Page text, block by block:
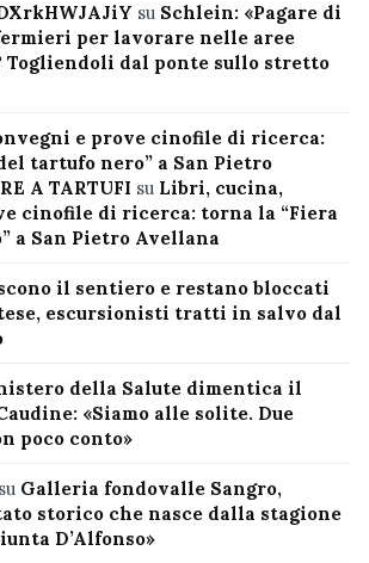
su Schlein: «Pagare di
per lavorare nelle aree
Togliendoli dal ponte sullo stretto
e prove cinofile di ricerca:
tartufo nero” a San Pietro
A TARTUFI su Libri, cucina,
cinofile di ricerca: torna la “Fiera
a San Pietro Avellana
il sentiero e restano bloccati
escursionisti tratti in salvo dal
della Salute dimentica il
«Siamo alle solite. Due
poco conto»
su Galleria fondovalle Sangro,
storico che nasce dalla stagione
D’Alfonso»